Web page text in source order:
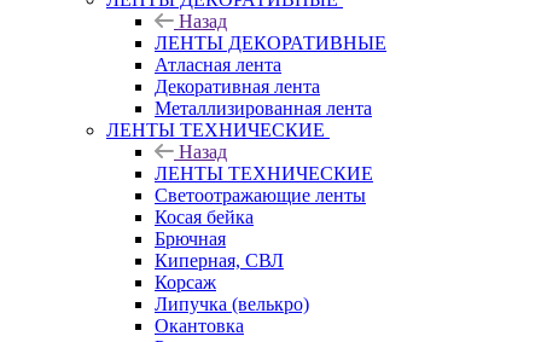
Назад
ЛЕНТЫ ДЕКОРАТИВНЫЕ
Атласная лента
Декоративная лента
Металлизированная лента
ЛЕНТЫ ТЕХНИЧЕСКИЕ
Назад
ЛЕНТЫ ТЕХНИЧЕСКИЕ
Светоотражающие ленты
Косая бейка
Брючная
Киперная, СВЛ
Корсаж
Липучка (велькро)
Окантовка